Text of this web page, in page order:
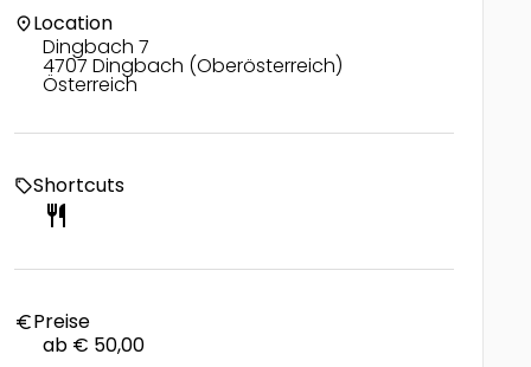
location_onLocation
Dingbach 7
4707 Dingbach (Oberösterreich)
Österreich
local_offerShortcuts
restaurant
euroPreise
ab € 50,00